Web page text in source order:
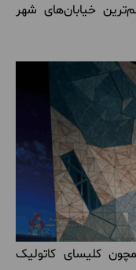
ترین خیابانهای شهر
کلیسای کاتولیک